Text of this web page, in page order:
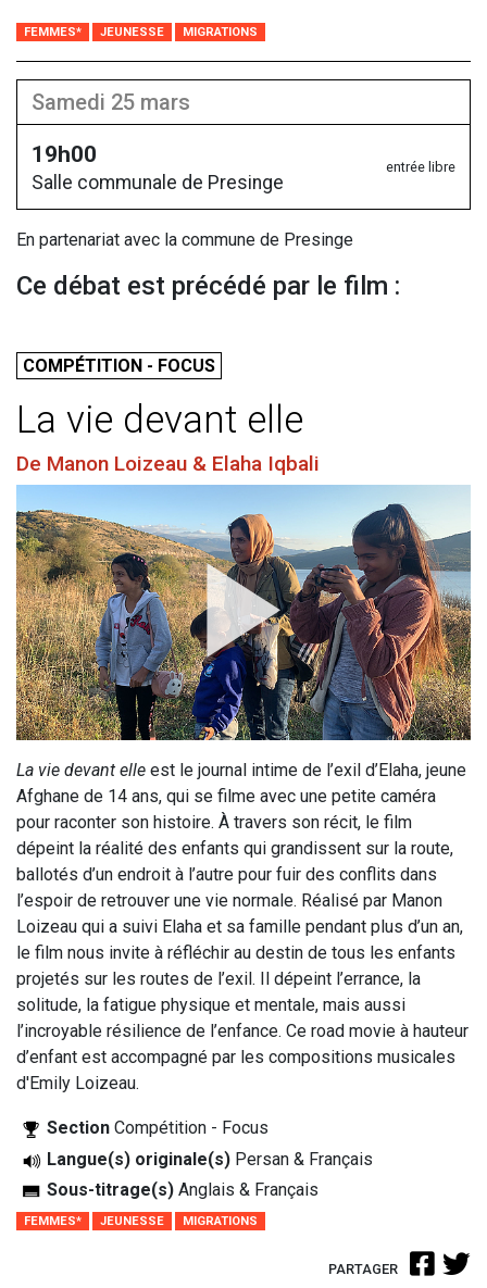
FEMMES* JEUNESSE MIGRATIONS
samedi 25 mars
19h00
Salle communale de Presinge
entrée libre
En partenariat avec la commune de Presinge
Ce débat est précédé par le film :
COMPÉTITION - FOCUS
La vie devant elle
De Manon Loizeau & Elaha Iqbali
La vie devant elle est le journal intime de l’exil d’Elaha, jeune
Afghane de 14 ans, qui se filme avec une petite caméra
pour raconter son histoire. À travers son récit, le film
dépeint la réalité des enfants qui grandissent sur la route,
ballotés d’un endroit à l’autre pour fuir des conflits dans
l’espoir de retrouver une vie normale. Réalisé par Manon
Loizeau qui a suivi Elaha et sa famille pendant plus d’un an,
le film nous invite à réfléchir au destin de tous les enfants
projetés sur les routes de l’exil. Il dépeint l’errance, la
solitude, la fatigue physique et mentale, mais aussi
l’incroyable résilience de l’enfance. Ce road movie à hauteur
d’enfant est accompagné par les compositions musicales
d'Emily Loizeau.
Section Compétition - Focus
Langue(s) originale(s) Persan & Français
Sous-titrage(s) Anglais & Français
FEMMES* JEUNESSE MIGRATIONS
PARTAGER